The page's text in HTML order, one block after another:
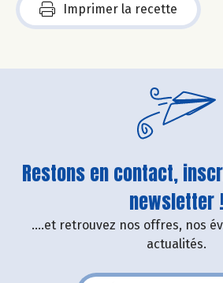
Imprimer la recette
Restons en contact,
newsletter !
....et retrouvez nos offres, nos
actualités.